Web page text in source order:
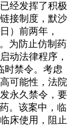
经发挥了积极
接制度，默沙
）前两年，
为防止仿制药
动法律程序，
时禁令。考虑
可能性，法院
永久禁令，要
。该案中，临
床使用，阻止